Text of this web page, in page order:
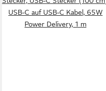
USB-C auf USB-C Kabel, 65W
Power Delivery, 1 m